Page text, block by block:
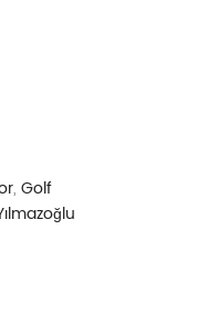
, Golf